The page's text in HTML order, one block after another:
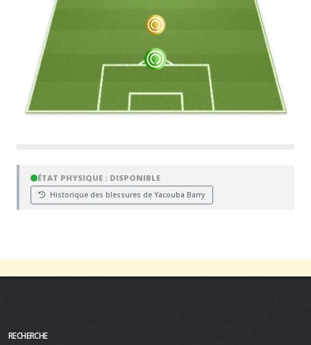
ÉTAT PHYSIQUE : DISPONIBLE
Historique des blessures de Yacouba Barry
RECHERCHE